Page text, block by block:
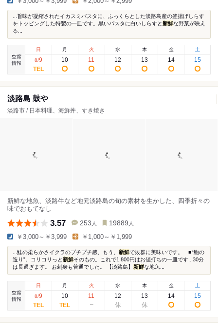
...旨味が凝縮されたイカスミパスタに、ふっくらとした淡路島産の釜揚げしらす
をトッピングした特製の一皿です。黒いパスタに白いしらすと新鮮な野菜が映え
る...
空席
情報
日
8/9
月
10
火
11
水
12
木
13
金
14
土
15
淡路島 鼓や
淡路市 / 日本料理、海鮮丼、すき焼き
新鮮な地魚、淡路牛など地元淡路島の旬の素材を生かした、四季折々の
味でおもてなし
3.57 253 人 19889 人
￥3,000～￥3,999 ￥1,000～￥1,999
...鮭の柔らかさイクラのプチプチ感、もう、 新鮮で抜群に美味いです。 ■“鮑の
造り”。コリコリっと新鮮そのもの。これで1,800円はお値打ちの一皿です...30分
は長過ぎます。 お刺身も普通でした。 【淡路島】 新鮮な地魚...
空席
情報
日
8/9
月
10
火
11
水
12
木
13
金
14
土
15